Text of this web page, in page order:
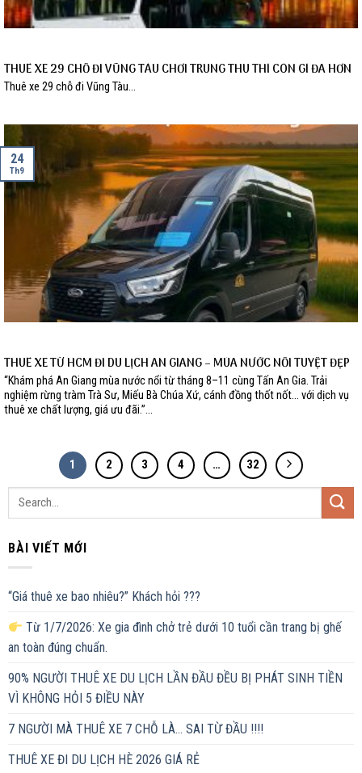
THUÊ XE 29 CHỖ ĐI VŨNG TÀU CHƠI TRUNG THU THÌ CÒN GÌ ĐÃ HƠN
Thuê xe 29 chỗ đi Vũng Tàu...
THUÊ XE TỪ HCM ĐI DU LỊCH AN GIANG – MÙA NƯỚC NỔI TUYỆT ĐẸP
“Khám phá An Giang mùa nước nổi từ tháng 8–11 cùng Tấn An Gia. Trải
nghiệm rừng tràm Trà Sư, Miếu Bà Chúa Xứ, cánh đồng thốt nốt… với dịch vụ
thuê xe chất lượng, giá ưu đãi.”...
24
Th9
1 2 3 4 … 32
BÀI VIẾT MỚI
“Giá thuê xe bao nhiêu?” Khách hỏi ???
Từ 1/7/2026: Xe gia đình chở trẻ dưới 10 tuổi cần trang bị ghế
an toàn đúng chuẩn.
90% NGƯỜI THUÊ XE DU LỊCH LẦN ĐẦU ĐỀU BỊ PHÁT SINH TIỀN
VÌ KHÔNG HỎI 5 ĐIỀU NÀY
7 NGƯỜI MÀ THUÊ XE 7 CHỖ LÀ… SAI TỪ ĐẦU !!!!
THUÊ XE ĐI DU LỊCH HÈ 2026 GIÁ RẺ